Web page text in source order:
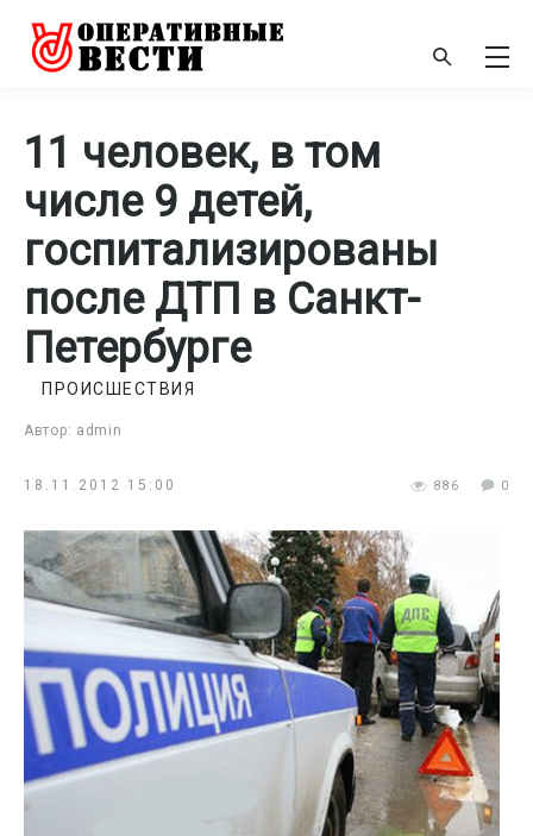
11 человек, в том
числе 9 детей,
госпитализированы
после ДТП в Санкт-
Петербурге
Автор: admin
ПРОИСШЕСТВИЯ
18.11.2012 15:00 886 0